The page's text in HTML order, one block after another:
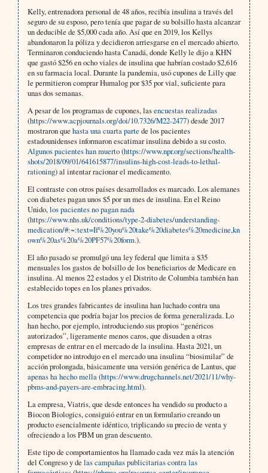
Kelly, entrenadora personal de 48 años, recibía insulina a través del
seguro de su esposo, pero tenía que pagar de su bolsillo hasta alcanzar
un deducible de $5,000 cada año. Así que en 2019, los Kellys
abandonaron la póliza y decidieron arriesgarse en el mercado abierto.
Terminaron conduciendo hasta Canadá, donde Kelly le dijo a KHN
que gastó $256 en ocho viales de insulina que habrían costado $2,616
en su farmacia local. Durante la pandemia, usó cupones de Lilly que
le permitieron comprar Humalog por $35 por vial, suficiente para
unas dos semanas.
A pesar de los programas de cupones, lasencuestas realizadas
(https://www.acpjournals.org/doi/10.7326/M22-2477) desde 2017
mostraron que hasta una cuarta parte de los pacientes
estadounidenses informaron escatimar insulina debido a su costo.
Algunos pacientes han muerto(https://www.npr.org/sections/health-
shots/2018/09/01/641615877/insulins-high-cost-leads-to-lethal-
rationing) al intentar racionar el medicamento.
El contraste con otros países desarrollados es marcado. Los alemanes
con diabetes pagan unos $5 por un mes de insulina. En el Reino
Unido,los pacientes no pagan nada
(https://www.nhs.uk/conditions/type-2-diabetes/understanding-
medication/#:~:text=If%20you%20take%20diabetes%20medicine,kn
own%20as%20a%20PF57%20form.).
El año pasado se promulgó una ley federal que limita a $35
mensuales los gastos de bolsillo de los beneficiarios de Medicare en
insulina. Al menos 22 estados y el Distrito de Columbia también han
establecido topes en los planes privados.
Los tres grandes fabricantes de insulina han luchado contra una
competencia que podría bajar los precios de forma generalizada. Lo
han hecho, por ejemplo, introduciendo sus propios “genéricos
autorizados”, ligeramente menos caros, que disuaden a otras
empresas de entrar en el mercado de la insulina. Hasta 2021, un
competidor no introdujo en el mercado una insulina “biosimilar” de
acción prolongada, básicamente una versión genérica de Lantus, que
apenas ha hecho mella(https://www.drugchannels.net/2021/11/why-
pbms-and-payers-are-embracing.html).
La empresa, Viatris, que desde entonces ha vendido su producto a
Biocon Biologics, consiguió entrar en un formulario creando un
producto esencialmente idéntico, triplicando su precio de venta y
ofreciendo a los PBM un gran descuento.
Este tipo de comportamientos ha llamado cada vez más la atención
del Congreso y de las campañas publicitarias contra las